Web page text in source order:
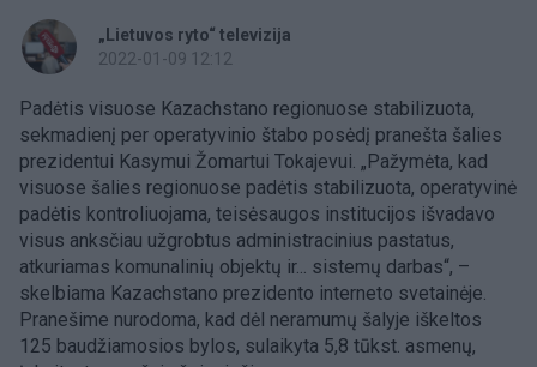
„Lietuvos ryto“ televizija
2022-01-09 12:12
Padėtis visuose Kazachstano regionuose stabilizuota,
sekmadienį per operatyvinio štabo posėdį pranešta šalies
prezidentui Kasymui Žomartui Tokajevui. „Pažymėta, kad
visuose šalies regionuose padėtis stabilizuota, operatyvinė
padėtis kontroliuojama, teisėsaugos institucijos išvadavo
visus anksčiau užgrobtus administracinius pastatus,
atkuriamas komunalinių objektų ir... sistemų darbas“, –
skelbiama Kazachstano prezidento interneto svetainėje.
Pranešime nurodoma, kad dėl neramumų šalyje iškeltos
125 baudžiamosios bylos, sulaikyta 5,8 tūkst. asmenų,